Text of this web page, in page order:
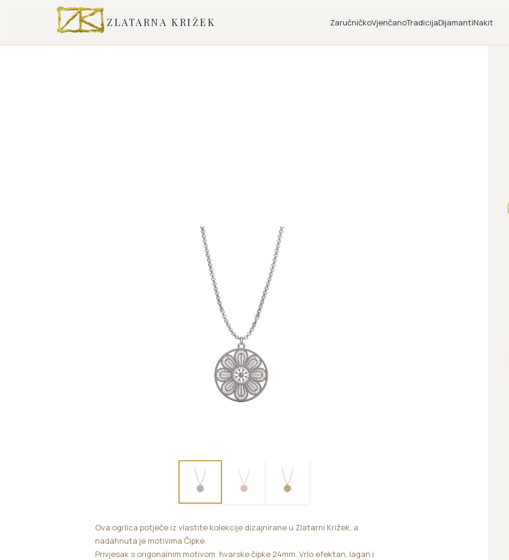
ZLATARNA KRIŽEK ZaručničkoVjenčanoTradicijaDijamantiNakit
Ova ogrlica potječe iz vlastite kolekcije dizajnirane u Zlatarni Križek, a
nadahnuta je motivima Čipke.
Privjesak s origonalnim motivom hvarske čipke 24mm. Vrlo efektan, lagan i